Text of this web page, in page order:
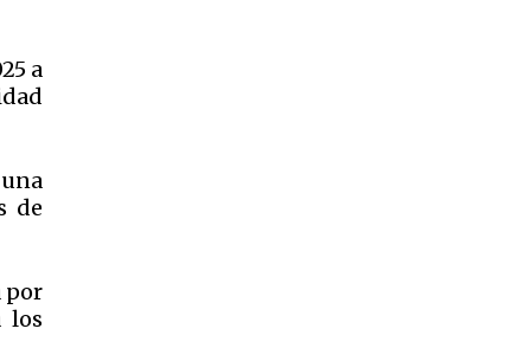
a
de
por
los